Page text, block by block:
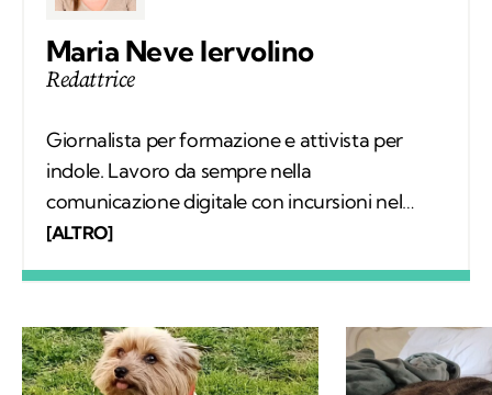
Maria Neve Iervolino
Redattrice
Giornalista per formazione e attivista per
indole. Lavoro da sempre nella
comunicazione digitale con incursioni nel
mondo della carta stampata, dove mi sono
all’aria aperta, e appena posso mi cimento in
percorsi di trekking nella natura. Nella filosofia
di Kodami ho ritrovato i miei valori e un
[ALTRO]